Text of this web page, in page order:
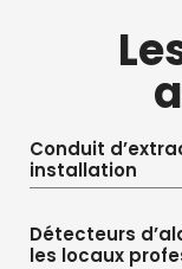
Conduit
installation
Détecteurs
les locaux